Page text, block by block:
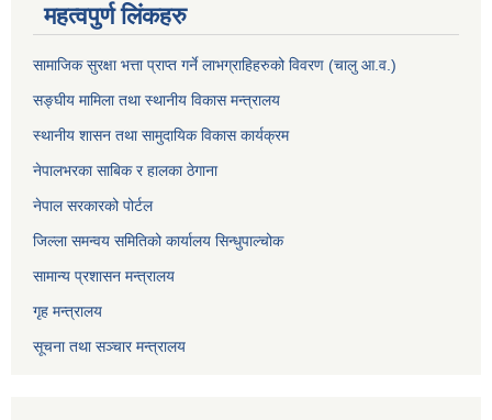
महत्वपुर्ण लिंकहरु
सामाजिक सुरक्षा भत्ता प्राप्त गर्ने लाभग्राहिहरुको विवरण (चालु आ.व.)
सङ्घीय मामिला तथा स्थानीय विकास मन्त्रालय
स्थानीय शासन तथा सामुदायिक विकास कार्यक्रम
नेपालभरका साबिक र हालका ठेगाना
नेपाल सरकारको पोर्टल
जिल्ला समन्वय समितिको कार्यालय सिन्धुपाल्चोक
सामान्य प्रशासन मन्त्रालय
गृह मन्त्रालय
सूचना तथा सञ्चार मन्त्रालय